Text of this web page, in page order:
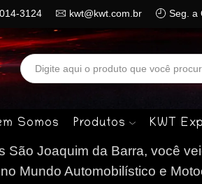
3124 kwt@kwt.com.br Seg. a
Somos Produtos KWT
Joaquim da Barra, você
Mundo Automobilístico e